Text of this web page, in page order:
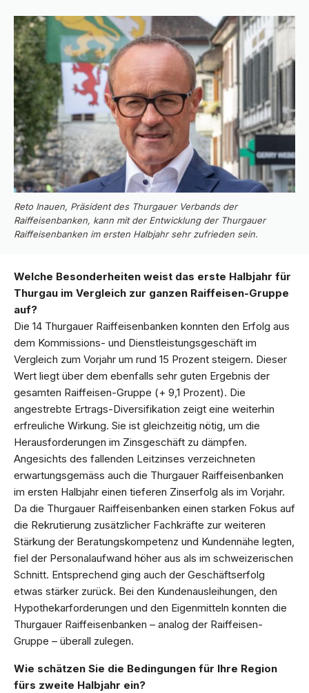
Reto Inauen, Präsident des Thurgauer Verbands der
Raiffeisenbanken, kann mit der Entwicklung der Thurgauer
Raiffeisenbanken im ersten Halbjahr sehr zufrieden sein.
Welche Besonderheiten weist das erste Halbjahr für
Thurgau im Vergleich zur ganzen Raiffeisen-Gruppe
auf?
Die 14 Thurgauer Raiffeisenbanken konnten den Erfolg aus
dem Kommissions- und Dienstleistungsgeschäft im
Vergleich zum Vorjahr um rund 15 Prozent steigern. Dieser
Wert liegt über dem ebenfalls sehr guten Ergebnis der
gesamten Raiffeisen-Gruppe (+ 9,1 Prozent). Die
angestrebte Ertrags-Diversifikation zeigt eine weiterhin
erfreuliche Wirkung. Sie ist gleichzeitig nötig, um die
Herausforderungen im Zinsgeschäft zu dämpfen.
Angesichts des fallenden Leitzinses verzeichneten
erwartungsgemäss auch die Thurgauer Raiffeisenbanken
im ersten Halbjahr einen tieferen Zinserfolg als im Vorjahr.
Da die Thurgauer Raiffeisenbanken einen starken Fokus auf
die Rekrutierung zusätzlicher Fachkräfte zur weiteren
Stärkung der Beratungskompetenz und Kundennähe legten,
fiel der Personalaufwand höher aus als im schweizerischen
Schnitt. Entsprechend ging auch der Geschäftserfolg
etwas stärker zurück. Bei den Kundenausleihungen, den
Hypothekarforderungen und den Eigenmitteln konnten die
Thurgauer Raiffeisenbanken – analog der Raiffeisen-
Gruppe – überall zulegen.
Wie schätzen Sie die Bedingungen für Ihre Region
fürs zweite Halbjahr ein?